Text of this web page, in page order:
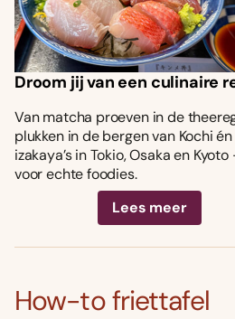
Droom jij van een culinaire
Van matcha proeven in de
plukken in de bergen van Kochi
izakaya’s in Tokio, Osaka en
voor echte foodies.
Lees meer
How-to friettafel